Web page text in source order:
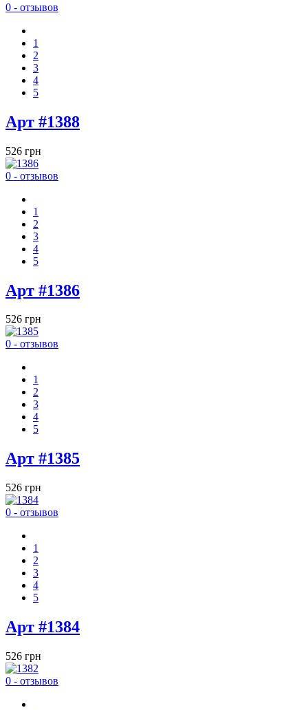
0 - отзывов
1
2
3
4
5
Арт #1388
526 грн
0 - отзывов
1
2
3
4
5
Арт #1386
526 грн
0 - отзывов
1
2
3
4
5
Арт #1385
526 грн
0 - отзывов
1
2
3
4
5
Арт #1384
526 грн
0 - отзывов